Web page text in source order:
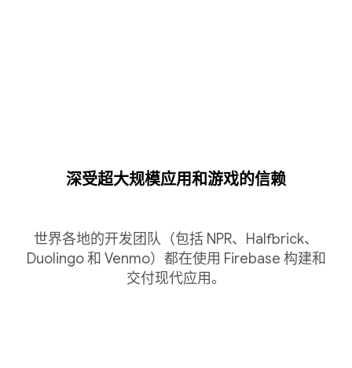
深受超大规模应用和游戏的信赖
世界各地的开发团队（包括 NPR、Halfbrick、
Duolingo 和 Venmo）都在使用 Firebase 构建和
交付现代应用。